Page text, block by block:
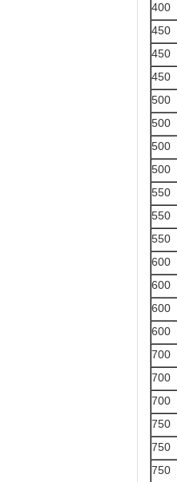
400
450
450
450
500
500
500
500
550
550
550
600
600
600
600
700
700
700
750
750
750